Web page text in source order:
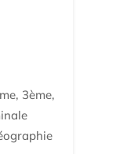
3ème,